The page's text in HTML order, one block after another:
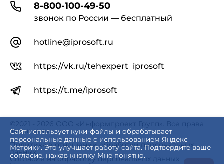
Сайт использует куки-файлы и обрабатывает
персональные данные с использованием Яндекс
Метрики. Это улучшает работу сайта. Подтвердите ваше
согласие, нажав кнопку Мне понятно.
8-800-100-49-50
звонок по России — бесплатный
hotline@iprosoft.ru
https://vk.ru/tehexpert_iprosoft
https://t.me/iprosoft
©2021 - 2026 ООО «Информпроект Групп». Все права
защищены.
Политика в отношении обработки персональных
данных
Согласие на обработку персональных данных